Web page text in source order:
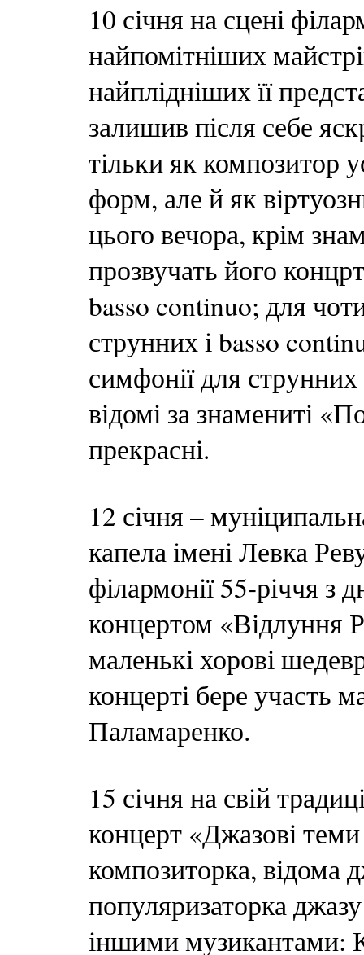
10 січня на сцені
найпомітніших
найплідніших її
залишив після себе
тільки як композитор
форм, але й як
цього вечора, крім
прозвучать його
basso continuo; для
струнних і basso
симфонії для
відомі за знамениті
прекрасні.
12 січня –
капела імені Левка
філармонії 55-річчя з
концертом «Відлуння
маленькі хорові
концерті бере участь
Паламаренко.
15 січня на свій
концерт «Джазові
композиторка, відома
популяризаторка
іншими музикантами: